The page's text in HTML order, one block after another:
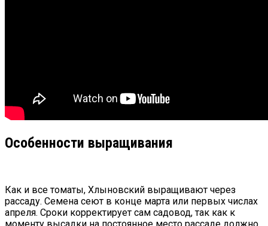
Особенности выращивания
Как и все томаты, Хлыновский выращивают через
рассаду. Семена сеют в конце марта или первых числах
апреля. Сроки корректирует сам садовод, так как к